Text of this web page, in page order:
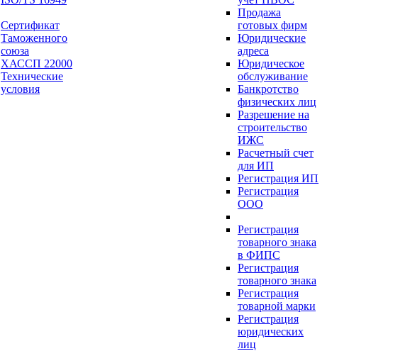
Сертификат
Таможенного
союза
ХАССП 22000
Технические
условия
Продажа
готовых фирм
Юридические
адреса
Юридическое
обслуживание
Банкротство
физических лиц
Разрешение на
строительство
ИЖС
Расчетный счет
для ИП
Регистрация ИП
Регистрация
ООО
Регистрация
товарного знака
в ФИПС
Регистрация
товарного знака
Регистрация
товарной марки
Регистрация
юридических
лиц